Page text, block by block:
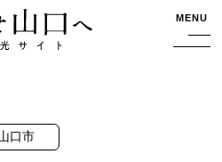
観光サイト MENU
口市